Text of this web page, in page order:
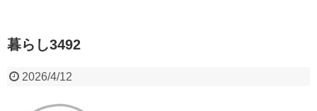
暮らし3492
2026/4/12